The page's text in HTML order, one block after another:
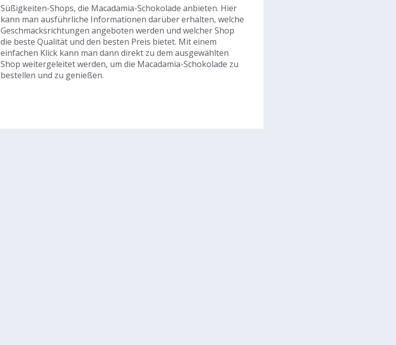
Süßigkeiten-Shops, die Macadamia-Schokolade anbieten. Hier
kann man ausführliche Informationen darüber erhalten, welche
Geschmacksrichtungen angeboten werden und welcher Shop
die beste Qualität und den besten Preis bietet. Mit einem
einfachen Klick kann man dann direkt zu dem ausgewählten
Shop weitergeleitet werden, um die Macadamia-Schokolade zu
bestellen und zu genießen.